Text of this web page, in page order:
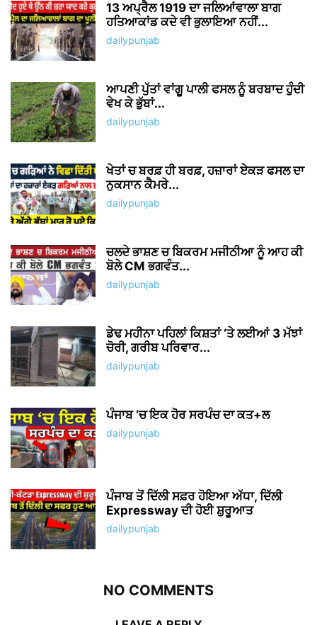
13 ਅਪ੍ਰੈਲ 1919 ਦਾ ਜਲਿਆਂਵਾਲਾ ਬਾਗ
ਹਤਿਆਕਾਂਡ ਕਦੇ ਵੀ ਭੁਲਾਇਆ ਨਹੀਂ...
dailypunjab
ਆਪਣੀ ਪੁੱਤਾਂ ਵਾਂਗੂ ਪਾਲੀ ਫਸਲ ਨੂੰ ਬਰਬਾਦ ਹੁੰਦੀ
ਵੇਖ ਕੇ ਭੁੱਬਾਂ...
dailypunjab
ਖੇਤਾਂ ਚ ਬਰਫ਼ ਹੀ ਬਰਫ਼, ਹਜ਼ਾਰਾਂ ਏਕੜ ਫਸਲ ਦਾ
ਨੁਕਸਾਨ ਕੈਮਰੇ...
dailypunjab
ਚਲਦੇ ਭਾਸ਼ਣ ਚ ਬਿਕਰਮ ਮਜੀਠੀਆ ਨੂੰ ਆਹ ਕੀ
ਬੋਲੇ CM ਭਗਵੰਤ...
dailypunjab
ਡੇਢ ਮਹੀਨਾ ਪਹਿਲਾਂ ਕਿਸ਼ਤਾਂ ‘ਤੇ ਲਈਆਂ 3 ਮੱਝਾਂ
ਚੋਰੀ, ਗਰੀਬ ਪਰਿਵਾਰ...
dailypunjab
ਪੰਜਾਬ ‘ਚ ਇਕ ਹੋਰ ਸਰਪੰਚ ਦਾ ਕਤ+ਲ
dailypunjab
ਪੰਜਾਬ ਤੋਂ ਦਿੱਲੀ ਸਫ਼ਰ ਹੋਇਆ ਅੱਧਾ, ਦਿੱਲੀ
Expressway ਦੀ ਹੋਈ ਸ਼ੁਰੂਆਤ
dailypunjab
NO COMMENTS